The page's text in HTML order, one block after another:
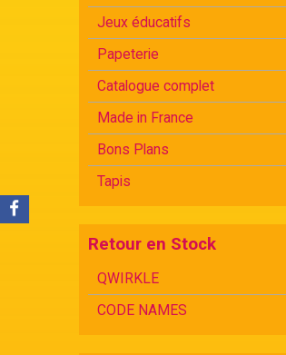
Jeux éducatifs
Papeterie
Catalogue complet
Made in France
Bons Plans
Tapis
Retour en Stock
QWIRKLE
CODE NAMES